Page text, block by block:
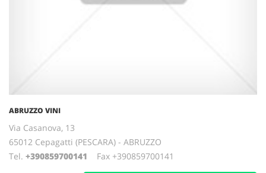
ABRUZZO VINI
Via Casanova, 13
65012 Cepagatti (PESCARA) - ABRUZZO
Tel. +390859700141 Fax +390859700141